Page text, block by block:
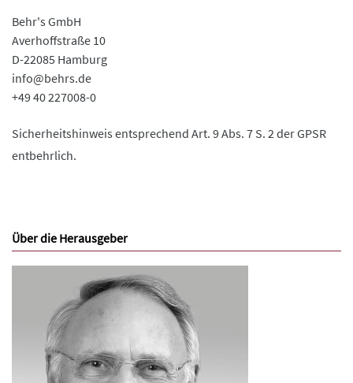
Behr's GmbH
Averhoffstraße 10
D-22085 Hamburg
info@behrs.de
+49 40 227008-0
Sicherheitshinweis entsprechend Art. 9 Abs. 7 S. 2 der GPSR
entbehrlich.
Über die Herausgeber